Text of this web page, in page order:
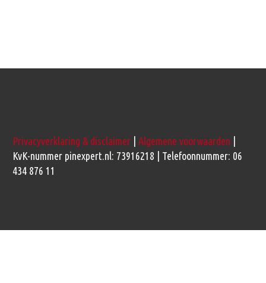
Privacyverklaring & disclaimer Algemene voorwaarden
KvK-nummer pinexpert.nl: 73916218 | Telefoonnummer: 06
434 876 11